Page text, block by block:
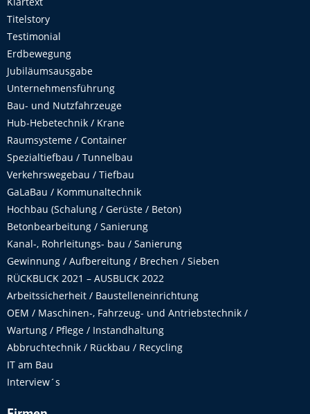
Titelstory
Testimonial
Erdbewegung
Jubiläumsausgabe
Unternehmensführung
Bau- und Nutzfahrzeuge
Hub-Hebetechnik / Krane
Raumsysteme / Container
Spezialtiefbau / Tunnelbau
Verkehrswegebau / Tiefbau
GaLaBau / Kommunaltechnik
Hochbau (Schalung / Gerüste / Beton)
Betonbearbeitung / Sanierung
Kanal-, Rohrleitungs- bau / Sanierung
Gewinnung / Aufbereitung / Brechen / Sieben
RÜCKBLICK 2021 – AUSBLICK 2022
Arbeitssicherheit / Baustelleneinrichtung
OEM / Maschinen-, Fahrzeug- und Antriebstechnik /
Wartung / Pflege / Instandhaltung
Abbruchtechnik / Rückbau / Recycling
IT am Bau
Interview´s